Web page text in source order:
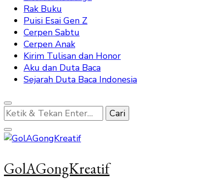
Rak Buku
Puisi Esai Gen Z
Cerpen Sabtu
Cerpen Anak
Kirim Tulisan dan Honor
Aku dan Duta Baca
Sejarah Duta Baca Indonesia
Mencari
Sesuatu?
GolAGongKreatif